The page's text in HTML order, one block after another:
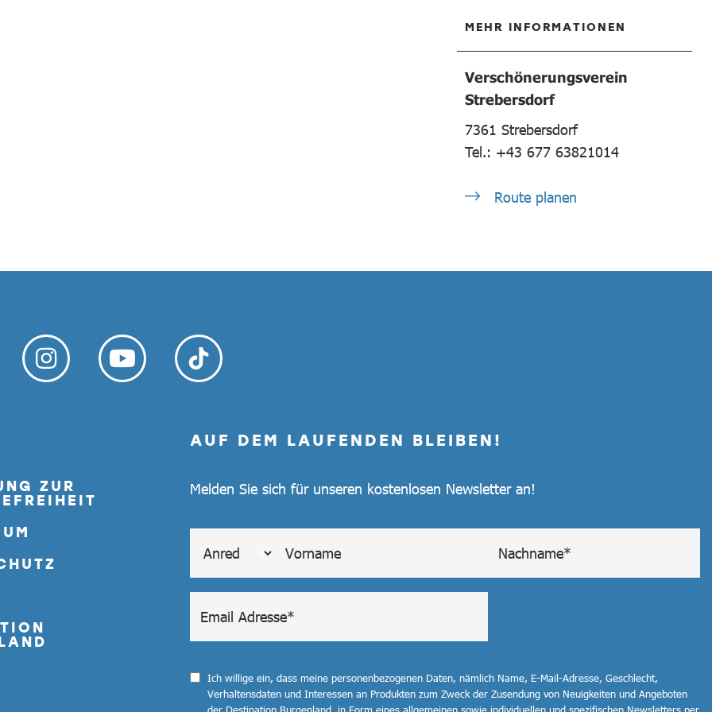
MEHR INFORMATIONEN
Verschönerungsverein
Strebersdorf
7361 Strebersdorf
Tel.: +43 677 63821014
Route planen
ZUR
AUF DEM LAUFENDEN BLEIBEN!
Melden Sie sich für unseren kostenlosen Newsletter an!
Ich willige ein, dass meine personenbezogenen Daten, nämlich Name, E-Mail-Adresse, Geschlecht,
Verhaltensdaten und Interessen an Produkten zum Zweck der Zusendung von Neuigkeiten und Angeboten
der Destination Burgenland, in Form eines allgemeinen sowie individuellen und spezifischen Newsletters per